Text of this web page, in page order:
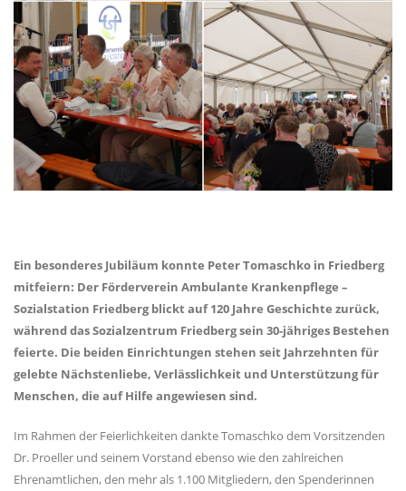
Ein besonderes Jubiläum konnte Peter Tomaschko in Friedberg
mitfeiern: Der Förderverein Ambulante Krankenpflege –
Sozialstation Friedberg blickt auf 120 Jahre Geschichte zurück,
während das Sozialzentrum Friedberg sein 30-jähriges Bestehen
feierte. Die beiden Einrichtungen stehen seit Jahrzehnten für
gelebte Nächstenliebe, Verlässlichkeit und Unterstützung für
Menschen, die auf Hilfe angewiesen sind.
Im Rahmen der Feierlichkeiten dankte Tomaschko dem Vorsitzenden
Dr. Proeller und seinem Vorstand ebenso wie den zahlreichen
Ehrenamtlichen, den mehr als 1.100 Mitgliedern, den Spenderinnen